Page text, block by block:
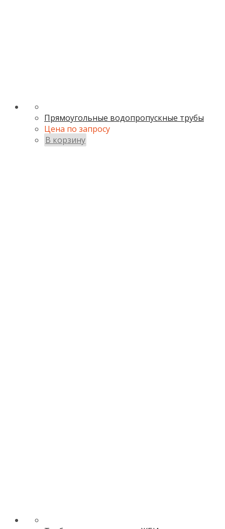
Прямоугольные водопропускные трубы
Цена по запросу
В корзину